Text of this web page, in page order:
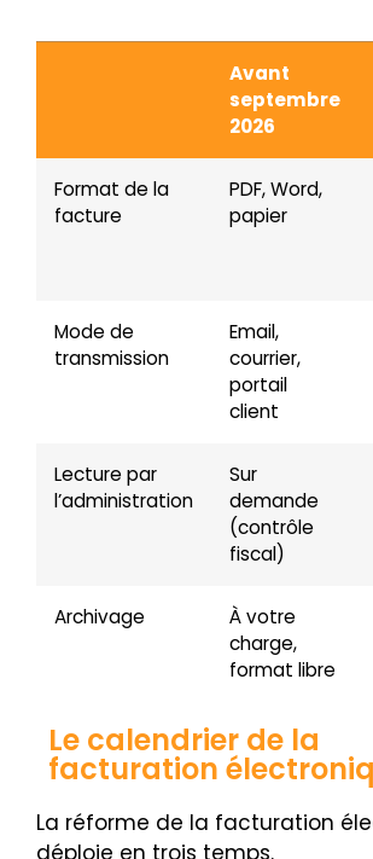
Avant
septembre
2026
Format de la
facture
PDF, Word,
papier
Mode de
transmission
Email,
courrier,
portail
client
Lecture par
l’administration
Sur
demande
(contrôle
fiscal)
Archivage
À votre
charge,
format libre
Le calendrier de la
facturation
La réforme de la facturation